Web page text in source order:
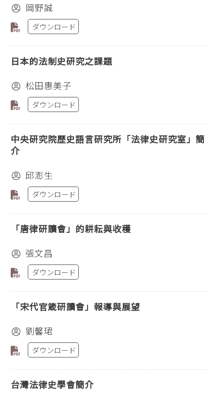
岡野誠
ダウンロード
日本的法制史研究之課題
松田惠美子
ダウンロード
中央研究院歷史語言研究所「法律史研究室」簡
介
邱澎生
ダウンロード
「唐律研讀會」的耕耘與收穫
張文昌
ダウンロード
「宋代官箴研讀會」報導與展望
劉馨珺
ダウンロード
台灣法律史學會簡介